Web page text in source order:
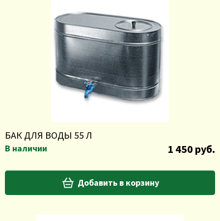
БАК ДЛЯ ВОДЫ 55 Л
В наличии 1 450 руб.
Добавить в корзину